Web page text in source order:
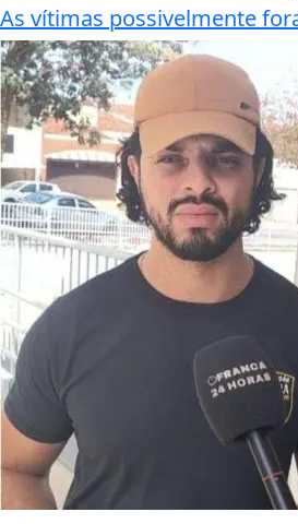
As vítimas possivelmente